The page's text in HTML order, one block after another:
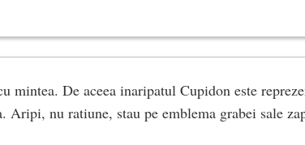
mintea. De aceea inaripatul Cupidon este
Aripi, nu ratiune, stau pe emblema grabei sale